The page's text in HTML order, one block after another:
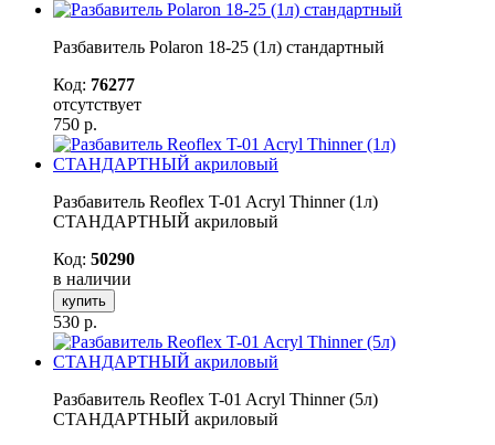
Разбавитель Polaron 18-25 (1л) стандартный
Код: 76277
отсутствует
750 р.
Разбавитель Reoflex T-01 Acryl Thinner (1л)
СТАНДАРТНЫЙ акриловый
Код: 50290
в наличии
купить
530 р.
Разбавитель Reoflex T-01 Acryl Thinner (5л)
СТАНДАРТНЫЙ акриловый